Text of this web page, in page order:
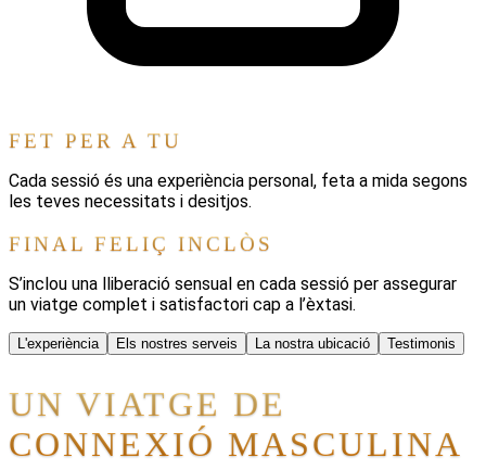
FET PER A TU
Cada sessió és una experiència personal, feta a mida segons
les teves necessitats i desitjos.
FINAL FELIÇ INCLÒS
S’inclou una lliberació sensual en cada sessió per assegurar
un viatge complet i satisfactori cap a l’èxtasi.
L'experiència Els nostres serveis La nostra ubicació Testimonis
UN VIATGE DE
CONNEXIÓ MASCULINA